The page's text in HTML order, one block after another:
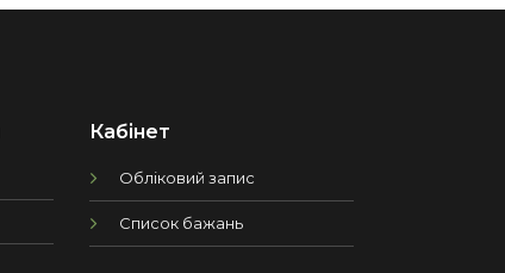
Кабінет
Обліковий запис
Список бажань